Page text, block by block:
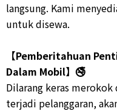
langsung. Kami
untuk disewa.
【Pemberitahuan
Dalam Mobil】🚭
Dilarang keras
terjadi pelanggaran,